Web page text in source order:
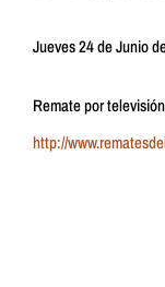
Jueves 24 de Junio
Remate por
http://